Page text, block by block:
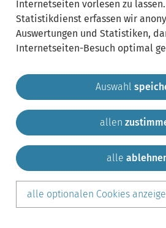
Gemeinde Krailling
Sitemap
teilen auf:
Internetseiten vorlesen zu
Statistikdienst erfassen wir
Auswertungen und Statistiken,
Internetseiten-Besuch optimal
Auswahl
allen
alle
alle optionalen Cookies